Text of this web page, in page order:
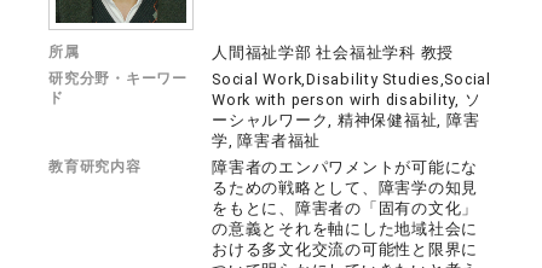
所属 人間福祉学部 社会福祉学科 教授
研究分野・キーワー
ド
Social Work,Disability Studies,Social
Work with person wirh disability, ソ
ーシャルワーク, 精神保健福祉, 障害
学, 障害者福祉
教育研究内容
障害者のエンパワメントが可能にな
るための戦略として、障害学の知見
をもとに、障害者の「固有の文化」
の意義とそれを軸にした地域社会に
おける多文化交流の可能性と限界に